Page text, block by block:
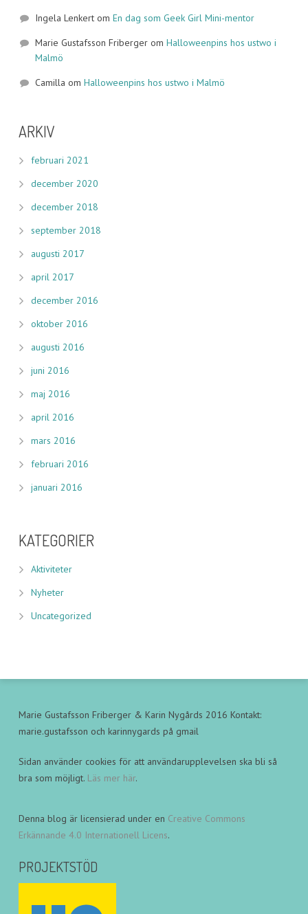
Ingela Lenkertom En dag som Geek Girl Mini-mentor
Marie Gustafsson Fribergerom Halloweenpins hos ustwo i
Malmö
Camilla om Halloweenpins hos ustwo i Malmö
ARKIV
februari 2021
december 2020
december 2018
september 2018
augusti 2017
april 2017
december 2016
oktober 2016
augusti 2016
juni 2016
maj 2016
april 2016
mars 2016
februari 2016
januari 2016
KATEGORIER
Aktiviteter
Nyheter
Uncategorized
Marie Gustafsson Friberger & Karin Nygårds 2016 Kontakt:
marie.gustafsson och karinnygards på gmail
Sidan använder cookies för att användarupplevelsen ska bli så
bra som möjligt. Läs mer här.
Denna blog är licensierad under en Creative Commons
Erkännande 4.0 Internationell Licens.
PROJEKTSTÖD